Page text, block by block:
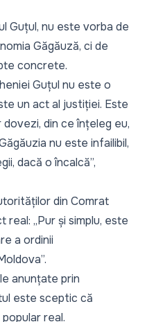
Guțul, nu este vorba de
Găgăuză, ci de
concrete.
Guțul nu este o
un act al justiției. Este
din ce înțeleg eu,
nu este infailibil,
dacă o încalcă”,
din Comrat
real: „Pur și simplu, este
a ordinii
anunțate prin
este sceptic că
real.